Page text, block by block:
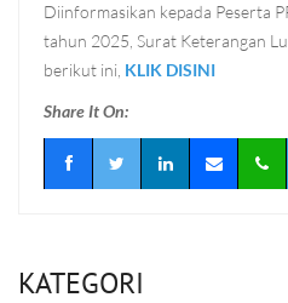
Diinformasikan kepada Peserta
tahun 2025, Surat Keterangan
berikut ini, KLIK DISINI
Share It On:
KATEGORI